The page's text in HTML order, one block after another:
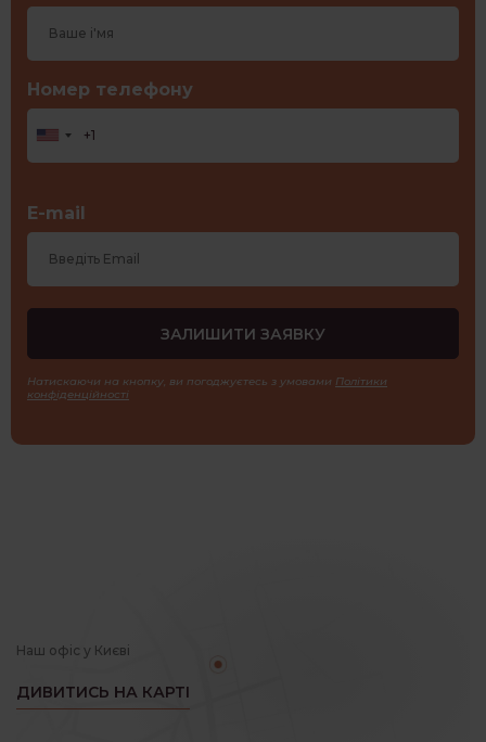
Номер телефону
E-mail
Натискаючи на кнопку, ви погоджуєтесь з умовами Політики
конфіденційності
Наш офіс у Києві
ДИВИТИСЬ НА КАРТІ